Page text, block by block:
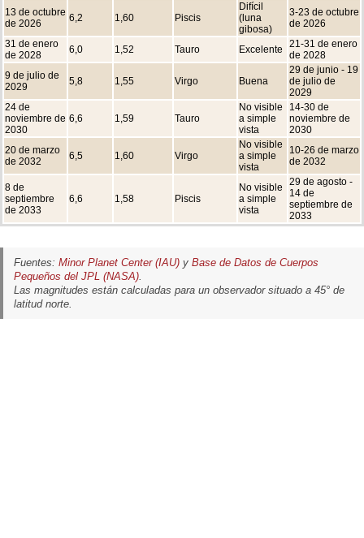
13 de octubre
de 2026
6,2 1,60 Piscis
Difícil
(luna
gibosa)
3-23 de octubre
de 2026
31 de enero
de 2028
6,0 1,52 Tauro Excelente
21-31 de enero
de 2028
9 de julio de
2029
5,8 1,55 Virgo Buena
29 de junio - 19
de julio de
2029
24 de
noviembre de
2030
6,6 1,59 Tauro
No visible
a simple
vista
14-30 de
noviembre de
2030
20 de marzo
de 2032
6,5 1,60 Virgo
No visible
a simple
vista
10-26 de marzo
de 2032
8 de
septiembre
de 2033
6,6 1,58 Piscis
No visible
a simple
vista
29 de agosto -
14 de
septiembre de
2033
Fuentes: Minor Planet Center (IAU)y Base de Datos de Cuerpos
Pequeños del JPL (NASA).
Las magnitudes están calculadas para un observador situado a 45° de
latitud norte.